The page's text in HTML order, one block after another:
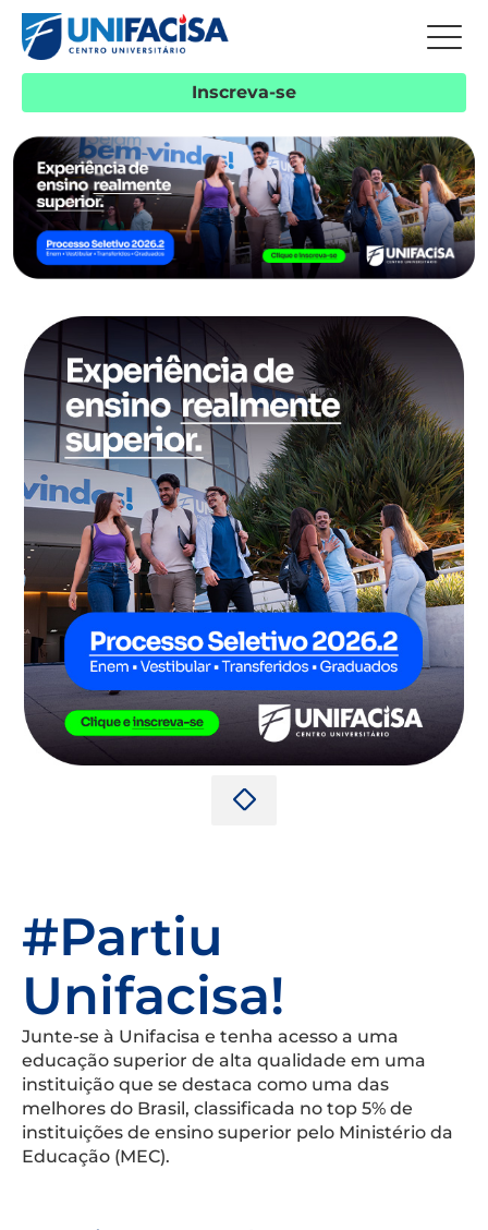
Inscreva-se
#Partiu
Unifacisa!
Junte-se à Unifacisa e tenha acesso a uma
educação superior de alta qualidade em uma
instituição que se destaca como uma das
melhores do Brasil, classificada no top 5% de
instituições de ensino superior pelo Ministério da
Educação (MEC).